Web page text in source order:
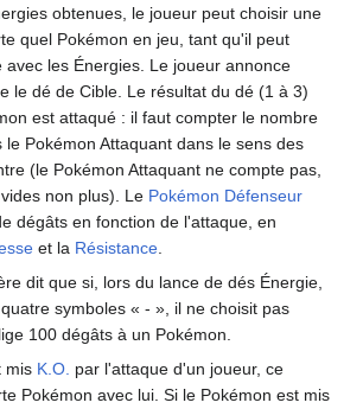
obtenues, le joueur peut choisir une
quel Pokémon en jeu, tant qu'il peut
avec les Énergies. Le joueur annonce
le dé de Cible. Le résultat du dé (1 à 3)
est attaqué : il faut compter le nombre
le Pokémon Attaquant dans le sens des
(le Pokémon Attaquant ne compte pas,
non plus). Le Pokémon Défenseur
dégâts en fonction de l'attaque, en
et la Résistance
dit que si, lors du lance de dés Énergie,
symboles « - », il ne choisit pas
100 dégâts à un Pokémon.
mis K.O. par l'attaque d'un joueur, ce
Pokémon avec lui. Si le Pokémon est mis